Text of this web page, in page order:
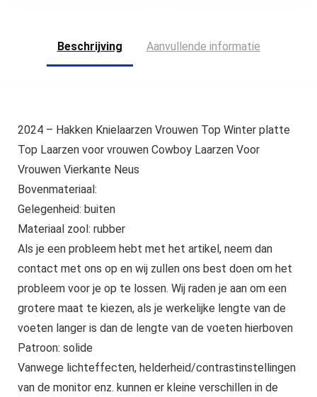
Beschrijving Aanvullende informatie
2024 – Hakken Knielaarzen Vrouwen Top Winter platte
Top Laarzen voor vrouwen Cowboy Laarzen Voor
Vrouwen Vierkante Neus
Bovenmateriaal:
Gelegenheid: buiten
Materiaal zool: rubber
Als je een probleem hebt met het artikel, neem dan
contact met ons op en wij zullen ons best doen om het
probleem voor je op te lossen. Wij raden je aan om een
grotere maat te kiezen, als je werkelijke lengte van de
voeten langer is dan de lengte van de voeten hierboven
Patroon: solide
Vanwege lichteffecten, helderheid/contrastinstellingen
van de monitor enz. kunnen er kleine verschillen in de